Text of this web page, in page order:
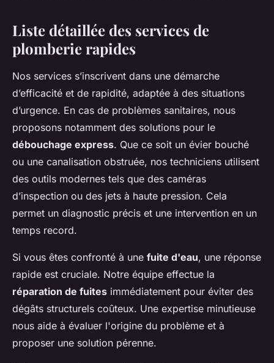
Liste détaillée des services de
plomberie rapides
Nos services s’inscrivent dans une démarche
d’efficacité et de rapidité, adaptée à des situations
d’urgence. En cas de problèmes sanitaires, nous
proposons notamment des solutions pour le
débouchage express. Que ce soit un évier bouché
ou une canalisation obstruée, nos techniciens utilisent
des outils modernes tels que des caméras
d’inspection ou des jets à haute pression. Cela
permet un diagnostic précis et une intervention en un
temps record.
Si vous êtes confronté à une fuite d'eau, une réponse
rapide est cruciale. Notre équipe effectue la
réparation de fuites immédiatement pour éviter des
dégâts structurels coûteux. Une expertise minutieuse
nous aide à évaluer l'origine du problème et à
proposer une solution pérenne.